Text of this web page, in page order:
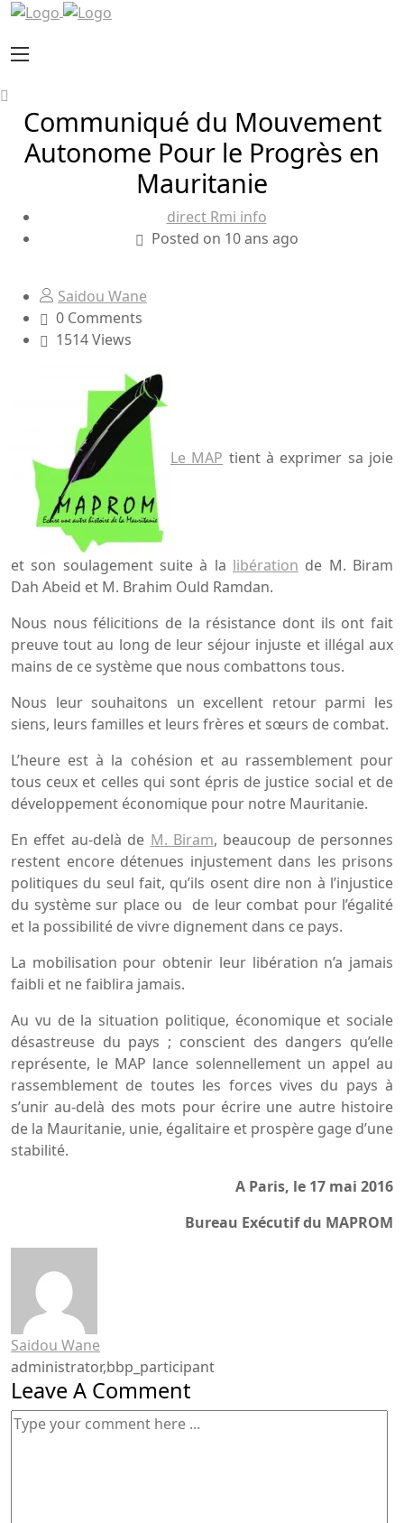
Communiqué du Mouvement
Autonome Pour le Progrès en
Mauritanie
direct Rmi info
Posted on 10 ans ago
Saidou Wane
0 Comments
1514 Views
Le MAP tient à exprimer sa joie
et son soulagement suite à la libération de M. Biram
Dah Abeid et M. Brahim Ould Ramdan.
Nous nous félicitions de la résistance dont ils ont fait
preuve tout au long de leur séjour injuste et illégal aux
mains de ce système que nous combattons tous.
Nous leur souhaitons un excellent retour parmi les
siens, leurs familles et leurs frères et sœurs de combat.
L’heure est à la cohésion et au rassemblement pour
tous ceux et celles qui sont épris de justice social et de
développement économique pour notre Mauritanie.
En effet au-delà de M. Biram, beaucoup de personnes
restent encore détenues injustement dans les prisons
politiques du seul fait, qu’ils osent dire non à l’injustice
du système sur place ou de leur combat pour l’égalité
et la possibilité de vivre dignement dans ce pays.
La mobilisation pour obtenir leur libération n’a jamais
faibli et ne faiblira jamais.
Au vu de la situation politique, économique et sociale
désastreuse du pays ; conscient des dangers qu’elle
représente, le MAP lance solennellement un appel au
rassemblement de toutes les forces vives du pays à
s’unir au-delà des mots pour écrire une autre histoire
de la Mauritanie, unie, égalitaire et prospère gage d’une
stabilité.
A Paris, le 17 mai 2016
Bureau Exécutif du MAPROM
Saidou Wane
administrator,bbp_participant
Leave A Comment